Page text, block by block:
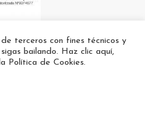
el Departament d’Ensenyament de la
terceros con fines técnicos y
bailando. Haz clic aquí,
Política de Cookies.